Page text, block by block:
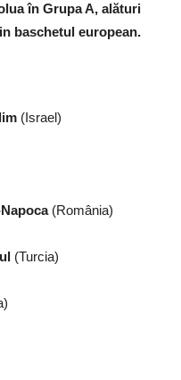
în Grupa A, alături
baschetul european.
(Israel)
(România)
(Turcia)